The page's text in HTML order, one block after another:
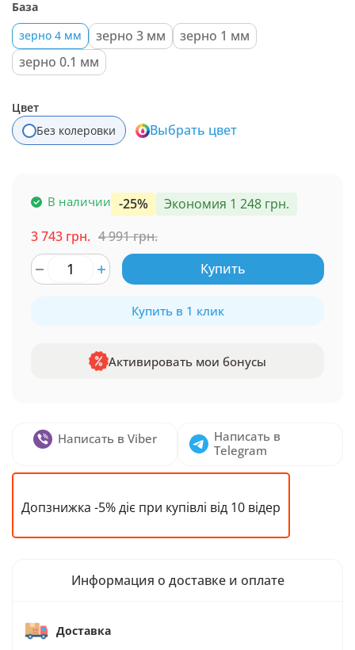
База
зерно 4 мм
зерно 3 мм
зерно 1 мм
зерно 0.1 мм
Цвет
Без колеровки
Выбрать цвет
В наличии -25%
Экономия 1 248 грн.
3 743 грн. 4 991 грн.
Купить
Купить в 1 клик
Активировать мои бонусы
Написать в Viber
Написать в
Telegram
Допзнижка -5% діє при купівлі від 10 відер
Информация о доставке и оплате
Доставка